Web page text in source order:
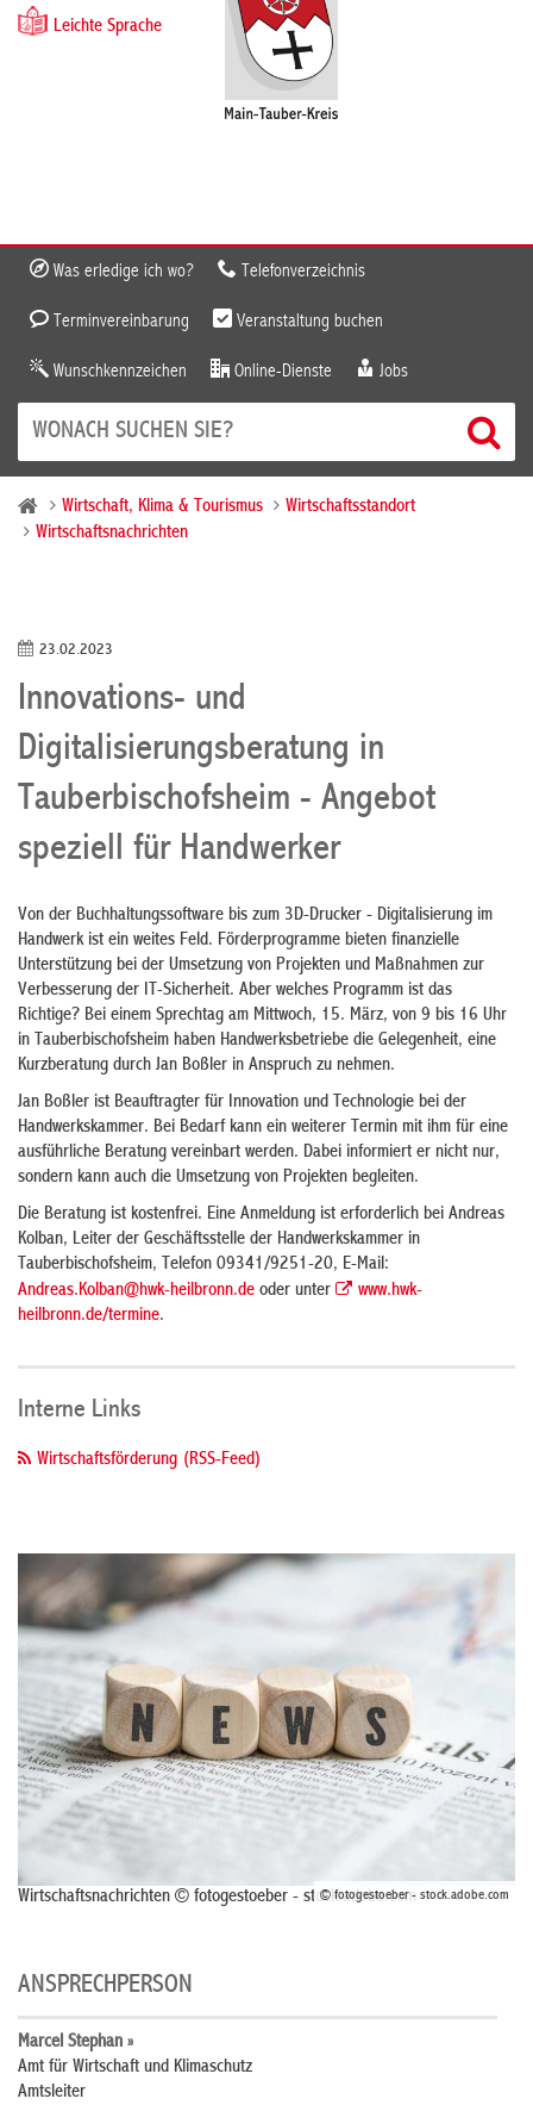
Leichte Sprache
Was erledige ich wo? Telefonverzeichnis
Terminvereinbarung Veranstaltung buchen
Wunschkennzeichen Online-Dienste Jobs
Wirtschaft, Klima & Tourismus
Wirtschaftsstandort
Wirtschaftsnachrichten
23.02.2023
Innovations- und
Digitalisierungsberatung in
Tauberbischofsheim - Angebot
speziell für Handwerker
Von der Buchhaltungssoftware bis zum 3D-Drucker - Digitalisierung im
Handwerk ist ein weites Feld. Förderprogramme bieten finanzielle
Unterstützung bei der Umsetzung von Projekten und Maßnahmen zur
Verbesserung der IT-Sicherheit. Aber welches Programm ist das
Richtige? Bei einem Sprechtag am Mittwoch, 15. März, von 9 bis 16 Uhr
in Tauberbischofsheim haben Handwerksbetriebe die Gelegenheit, eine
Kurzberatung durch Jan Boßler in Anspruch zu nehmen.
Jan Boßler ist Beauftragter für Innovation und Technologie bei der
Handwerkskammer. Bei Bedarf kann ein weiterer Termin mit ihm für eine
ausführliche Beratung vereinbart werden. Dabei informiert er nicht nur,
sondern kann auch die Umsetzung von Projekten begleiten.
Die Beratung ist kostenfrei. Eine Anmeldung ist erforderlich bei Andreas
Kolban, Leiter der Geschäftsstelle der Handwerkskammer in
Tauberbischofsheim, Telefon 09341/9251-20, E-Mail:
Andreas.Kolban@hwk-heilbronn.de oder unter
www.hwk-
heilbronn.de/termine.
Interne Links
Wirtschaftsförderung (RSS-Feed)
© fotogestoeber - stock.adobe.com
Wirtschaftsnachrichten © fotogestoeber - stock.adobe.com
ANSPRECHPERSON
Marcel Stephan »
Amt für Wirtschaft und Klimaschutz
Amtsleiter